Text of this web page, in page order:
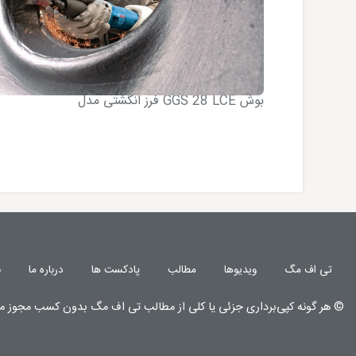
فرز انگشتی مدل GGS 28 LCE بوش
تی اف مگ ویدیوها مطالب پادکست ها درباره ما
© هر گونهکپی‌برداری جزئی یا کلی از مطالب تی اف مگ بدون کسب مجوز